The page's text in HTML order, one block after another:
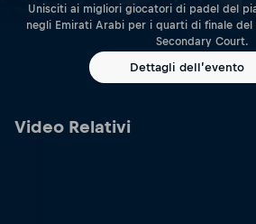
Unisciti ai migliori giocatori di padel del
negli Emirati Arabi per i quarti di finale del
Secondary Court.
Dettagli dell’evento
Video Relativi